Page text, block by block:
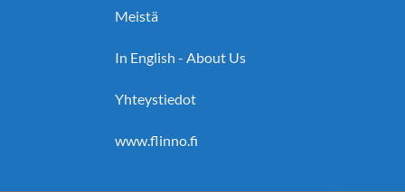
Meistä
In English - About Us
Yhteystiedot
www.flinno.fi